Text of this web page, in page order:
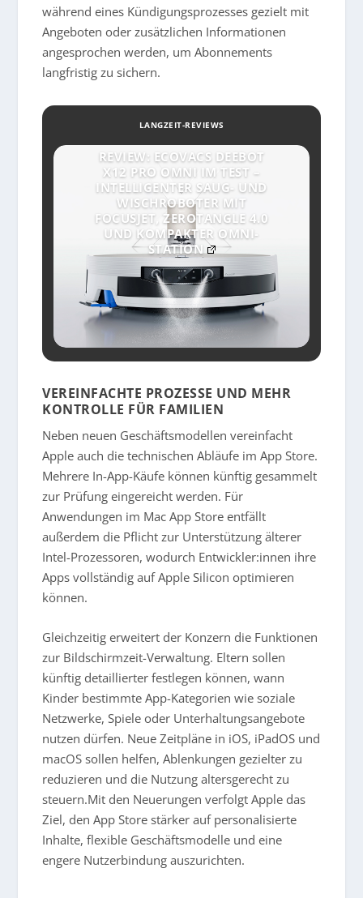
während eines Kündigungsprozesses gezielt mit
Angeboten oder zusätzlichen Informationen
angesprochen werden, um Abonnements
langfristig zu sichern.
LANGZEIT-REVIEWS
REVIEW: ECOVACS DEEBOT
X12 PRO OMNI IM TEST –
INTELLIGENTER SAUG- UND
WISCHROBOTER MIT
FOCUSJET, ZEROTANGLE 4.0
UND KOMPAKTER OMNI-
STATION
VEREINFACHTE PROZESSE UND MEHR
KONTROLLE FÜR FAMILIEN
Neben neuen Geschäftsmodellen vereinfacht
Apple auch die technischen Abläufe im App Store.
Mehrere In-App-Käufe können künftig gesammelt
zur Prüfung eingereicht werden. Für
Anwendungen im Mac App Store entfällt
außerdem die Pflicht zur Unterstützung älterer
Intel-Prozessoren, wodurch Entwickler:innen ihre
Apps vollständig auf Apple Silicon optimieren
können.
Gleichzeitig erweitert der Konzern die Funktionen
zur Bildschirmzeit-Verwaltung. Eltern sollen
künftig detaillierter festlegen können, wann
Kinder bestimmte App-Kategorien wie soziale
Netzwerke, Spiele oder Unterhaltungsangebote
nutzen dürfen. Neue Zeitpläne in iOS, iPadOS und
macOS sollen helfen, Ablenkungen gezielter zu
reduzieren und die Nutzung altersgerecht zu
steuern.Mit den Neuerungen verfolgt Apple das
Ziel, den App Store stärker auf personalisierte
Inhalte, flexible Geschäftsmodelle und eine
engere Nutzerbindung auszurichten.